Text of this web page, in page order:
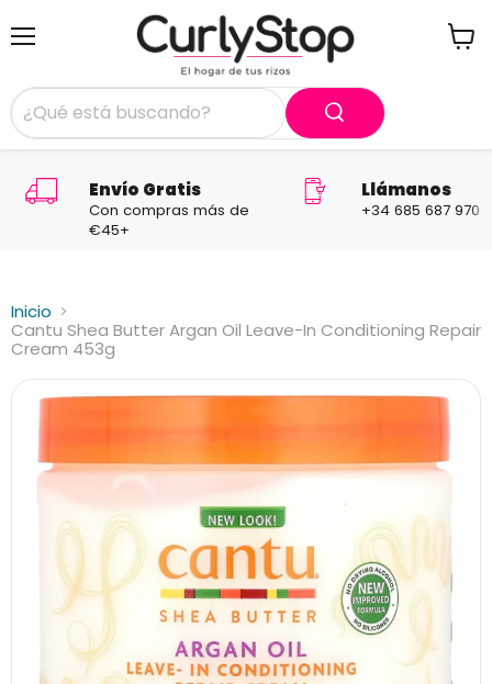
Envío Gratis
Con compras más de
€45+
Llámanos
+34 685 687 970
Inicio
Cantu Shea Butter Argan Oil Leave-In Conditioning Repair
Cream 453g